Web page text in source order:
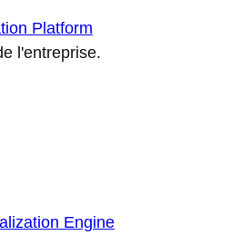
Platform
l'entreprise.
Engine